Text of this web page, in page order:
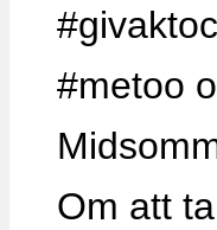
#metoo
Om att